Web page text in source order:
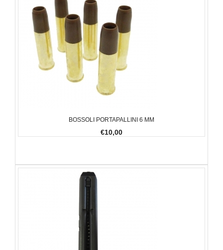
BOSSOLI PORTAPALLINI 6 MM
€10,00